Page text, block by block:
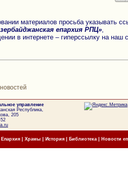
материалов просьба указывать
епархия РПЦ»
в интернете – гиперссылку на наш
управление
Республика,
205
Епархия| Храмы История| Библиотека Новости